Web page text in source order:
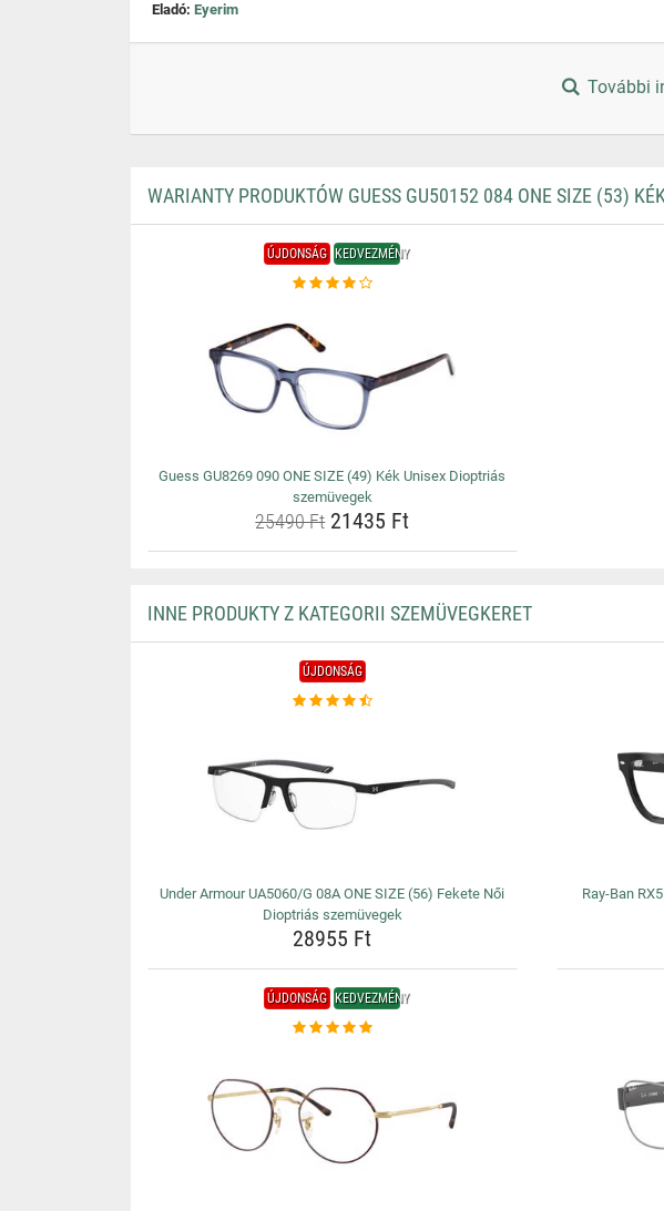
Eladó: Eyerim
További
WARIANTY PRODUKTÓW GUESS GU50152 084 ONE SIZE (53)
ÚJDONSÁG KEDVEZMÉNY
Guess GU8269 090 ONE SIZE (49) Kék Unisex Dioptriás
szemüvegek
25490 Ft21435 Ft
INNE PRODUKTY Z KATEGORII SZEMÜVEGKERET
ÚJDONSÁG
Under Armour UA5060/G 08A ONE SIZE (56) Fekete Női
Dioptriás szemüvegek
28955 Ft
Ray-Ban
ÚJDONSÁG KEDVEZMÉNY